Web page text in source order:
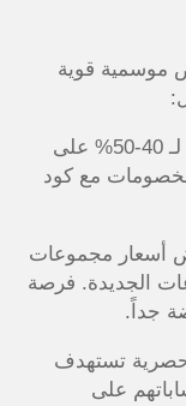
موسمية قوية
الجمعة البيضاء (نوفمبر): خصومات تصل لـ 40-50% على
مع كود
أسعار مجموعات
الجديدة. فرصة
جداً.
تستهدف
على